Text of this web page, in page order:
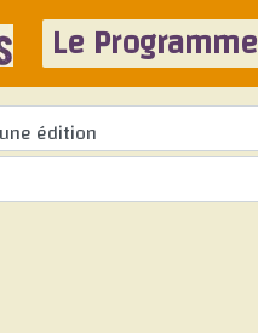
Le Programme